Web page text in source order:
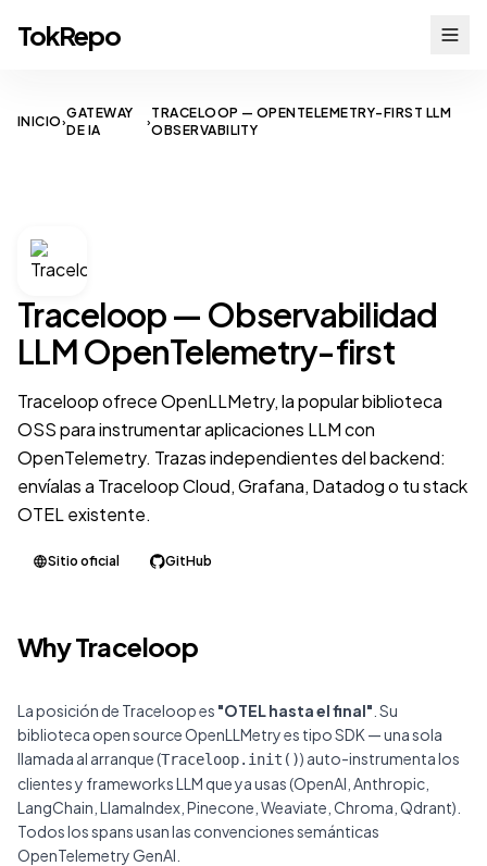
TokRepo
INICIO›
GATEWAY
DE IA
›
TRACELOOP — OPENTELEMETRY-FIRST LLM
OBSERVABILITY
Traceloop — Observabilidad
LLM OpenTelemetry-first
Traceloop ofrece OpenLLMetry, la popular biblioteca
OSS para instrumentar aplicaciones LLM con
OpenTelemetry. Trazas independientes del backend:
envíalas a Traceloop Cloud, Grafana, Datadog o tu stack
OTEL existente.
Sitio oficial GitHub
Why Traceloop
La posición de Traceloop es "OTEL hasta el final" . Su
biblioteca open source OpenLLMetry es tipo SDK — una sola
llamada al arranque (Traceloop.init()) auto-instrumenta los
clientes y frameworks LLM que ya usas (OpenAI, Anthropic,
LangChain, LlamaIndex, Pinecone, Weaviate, Chroma, Qdrant).
Todos los spans usan las convenciones semánticas
OpenTelemetry GenAI.